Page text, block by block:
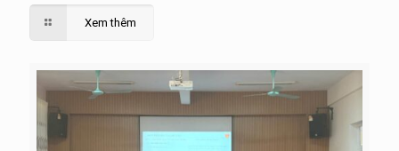
Xem thêm